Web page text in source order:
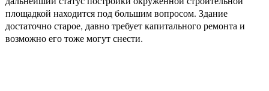
площадкой находится под большим вопросом. Здание
достаточно старое, давно требует капитального ремонта и
возможно его тоже могут снести.